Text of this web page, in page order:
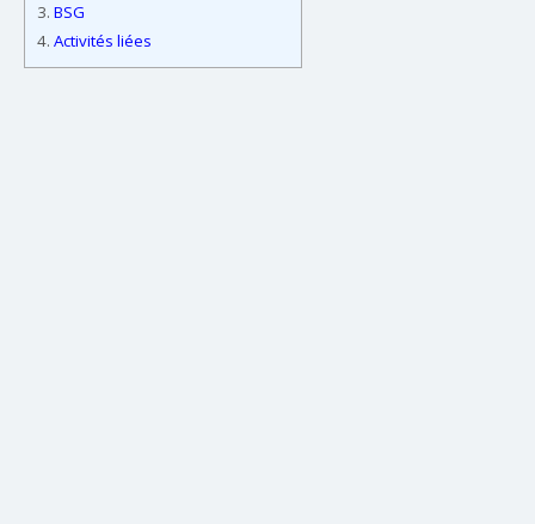
3. BSG
4. Activités liées